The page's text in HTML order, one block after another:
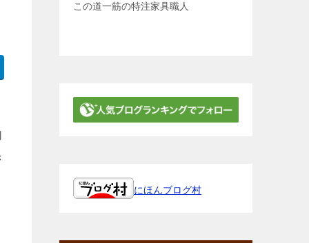
この道一筋の特注家具職人
にほんブログ村